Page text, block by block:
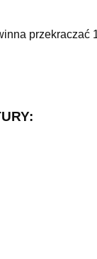
przekraczać